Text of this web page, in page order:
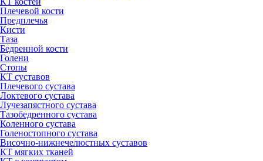
Плечевой кости
Предплечья
Кисти
Таза
Бедренной кости
Голени
Стопы
КТ суставов
Плечевого сустава
Локтевого сустава
Лучезапястного сустава
Тазобедренного сустава
Коленного сустава
Голеностопного сустава
Височно-нижнечелюстных суставов
КТ мягких тканей